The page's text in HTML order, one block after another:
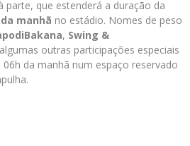
parte, que estenderá a duração da
manhã no estádio. Nomes de peso
, Swing &
outras participações especiais
da manhã num espaço reservado